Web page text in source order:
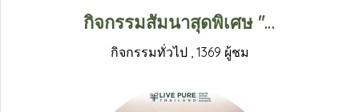
กิจกรรมสัมนาสุดพิเศษ "แรงบันดาลใจ สู่ความสำเร็จ"
กิจกรรมทั่วไป, 1369 ผู้ชม